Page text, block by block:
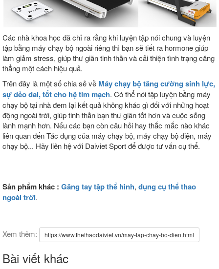
Các nhà khoa học đã chỉ ra rằng khi luyện tập nói chung và luyện
tập bằng máy chạy bộ ngoài riêng thì bạn sẽ tiết ra hormone giúp
làm giảm stress, giúp thư giãn tinh thần và cải thiện tình trạng căng
thẳng một cách hiệu quả.
Trên đây là một số chia sẻ về Máy chạy bộ tăng cường sinh lực,
sự dẻo dai, tốt cho hệ tim mạch. Có thể nói tập luyện bằng máy
chạy bộ tại nhà đem lại kết quả không khác gì đối với những hoạt
động ngoài trời, giúp tinh thần bạn thư giãn tốt hơn và cuộc sống
lành mạnh hơn. Nếu các bạn còn câu hỏi hay thắc mắc nào khác
liên quan đến Tác dụng của máy chạy bộ, máy chạy bộ điện, máy
chạy bộ... Hãy liên hệ với Daiviet Sport để được tư vấn cụ thể.
Sản phẩm khác : Găng tay tập thể hình, dụng cụ thể thao
ngoài trời.
Xem thêm: https://www.thethaodaiviet.vn/may-tap-chay-bo-dien.html
Bài viết khác